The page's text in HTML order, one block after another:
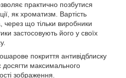
практично позбутися
як хроматизм. Вартість
через що тільки виробники
застосовують його у своїх
покриття антивідблиску
досягти максимального
зображення.